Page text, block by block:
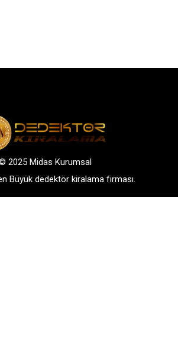
2025 Midas Kurumsal
Büyük dedektör kiralama firması.